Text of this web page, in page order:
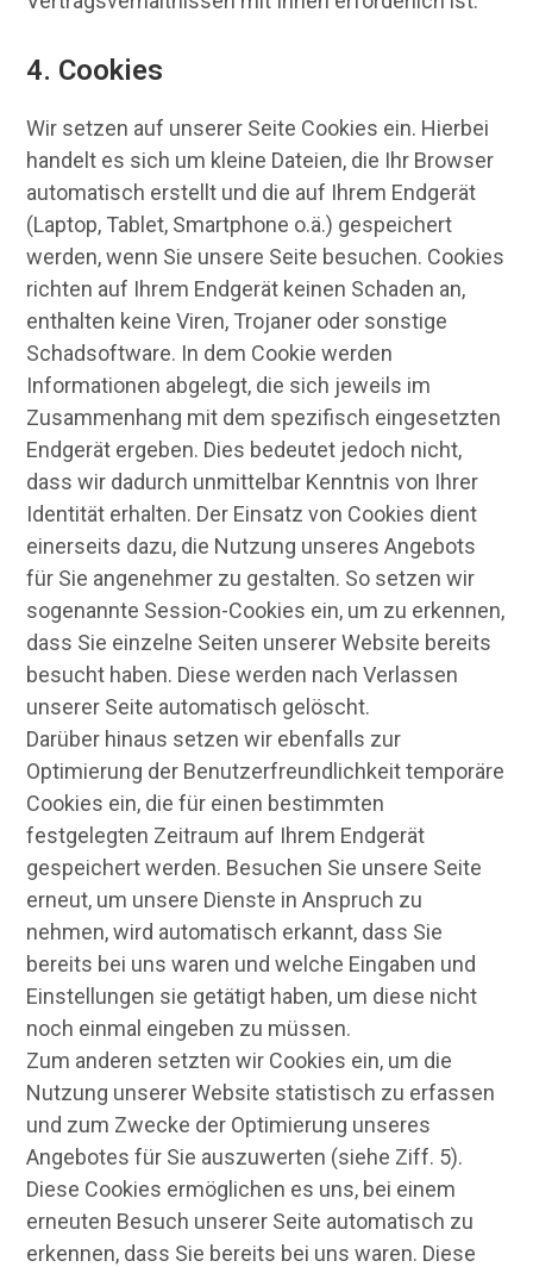
4. Cookies
Wir setzen auf unserer Seite Cookies ein. Hierbei
handelt es sich um kleine Dateien, die Ihr Browser
automatisch erstellt und die auf Ihrem Endgerät
(Laptop, Tablet, Smartphone o.ä.) gespeichert
werden, wenn Sie unsere Seite besuchen. Cookies
richten auf Ihrem Endgerät keinen Schaden an,
enthalten keine Viren, Trojaner oder sonstige
Schadsoftware. In dem Cookie werden
Informationen abgelegt, die sich jeweils im
Zusammenhang mit dem spezifisch eingesetzten
Endgerät ergeben. Dies bedeutet jedoch nicht,
dass wir dadurch unmittelbar Kenntnis von Ihrer
Identität erhalten. Der Einsatz von Cookies dient
einerseits dazu, die Nutzung unseres Angebots
für Sie angenehmer zu gestalten. So setzen wir
sogenannte Session-Cookies ein, um zu erkennen,
dass Sie einzelne Seiten unserer Website bereits
besucht haben. Diese werden nach Verlassen
unserer Seite automatisch gelöscht.
Darüber hinaus setzen wir ebenfalls zur
Optimierung der Benutzerfreundlichkeit temporäre
Cookies ein, die für einen bestimmten
festgelegten Zeitraum auf Ihrem Endgerät
gespeichert werden. Besuchen Sie unsere Seite
erneut, um unsere Dienste in Anspruch zu
nehmen, wird automatisch erkannt, dass Sie
bereits bei uns waren und welche Eingaben und
Einstellungen sie getätigt haben, um diese nicht
noch einmal eingeben zu müssen.
Zum anderen setzten wir Cookies ein, um die
Nutzung unserer Website statistisch zu erfassen
und zum Zwecke der Optimierung unseres
Angebotes für Sie auszuwerten (siehe Ziff. 5).
Diese Cookies ermöglichen es uns, bei einem
erneuten Besuch unserer Seite automatisch zu
erkennen, dass Sie bereits bei uns waren. Diese